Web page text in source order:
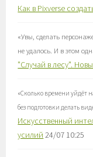
Как в Pixverse
«Увы, сделать
не удалось. И в этом
"Случай в лесу".
«Сколько времени уйдёт
без подготовки делать
Искусственный
усилий 24/07 10:25